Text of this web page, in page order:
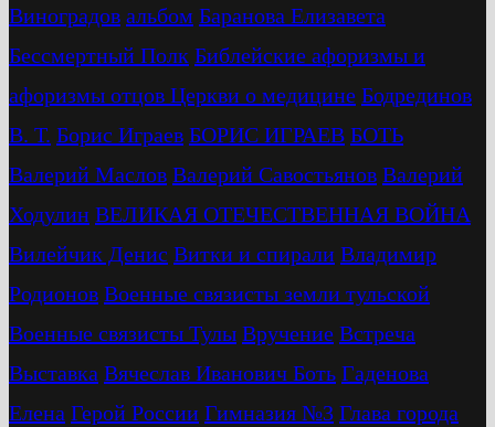
Виноградов альбом Баранова Елизавета
Бессмертный Полк Библейские афоризмы и
афоризмы отцов Церкви о медицине Бодрединов
В. Т. Бориc Играев БОРИС ИГРАЕВ БОТЬ
Валерий Маслов Валерий Савостьянов Валерий
Ходулин ВЕЛИКАЯ ОТЕЧЕСТВЕННАЯ ВОЙНА
Вилейчик Денис Витки и спирали Владимир
Родионов Военные связисты земли тульской
Военные связисты Тулы Вручение Встреча
Выставка Вячеслав Иванович Боть Гаденова
Елена Герой России Гимназия №3 Глава города